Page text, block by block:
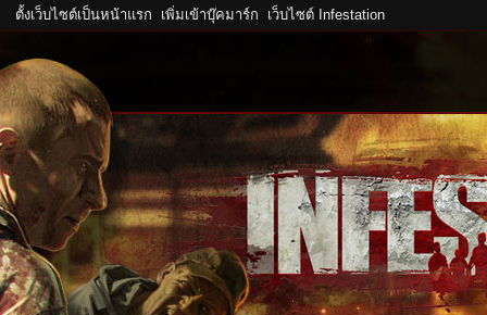
ตั้งเว็บไซต์เป็นหน้าแรก เพิ่มเข้าบุ๊คมาร์ก เว็บไซต์ Infestation